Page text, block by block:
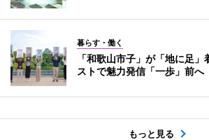
暮らす・働く
「和歌山市子」が「地に足
ストで魅力発信「一歩」前へ
もっと見る